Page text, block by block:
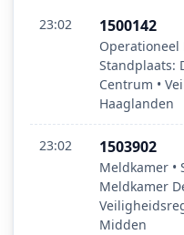
23:02 1500142
Operationeel
Standplaats:
Centrum •
Haaglanden
23:02 1503902
Meldkamer •
Meldkamer
Midden